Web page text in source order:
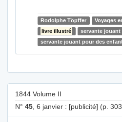
Rodolphe Töpffer Voyages
livre illustré
servante jouant
servante jouant pour des
1844 Volume II
N° 45 , 6 janvier : [publicité] (p.